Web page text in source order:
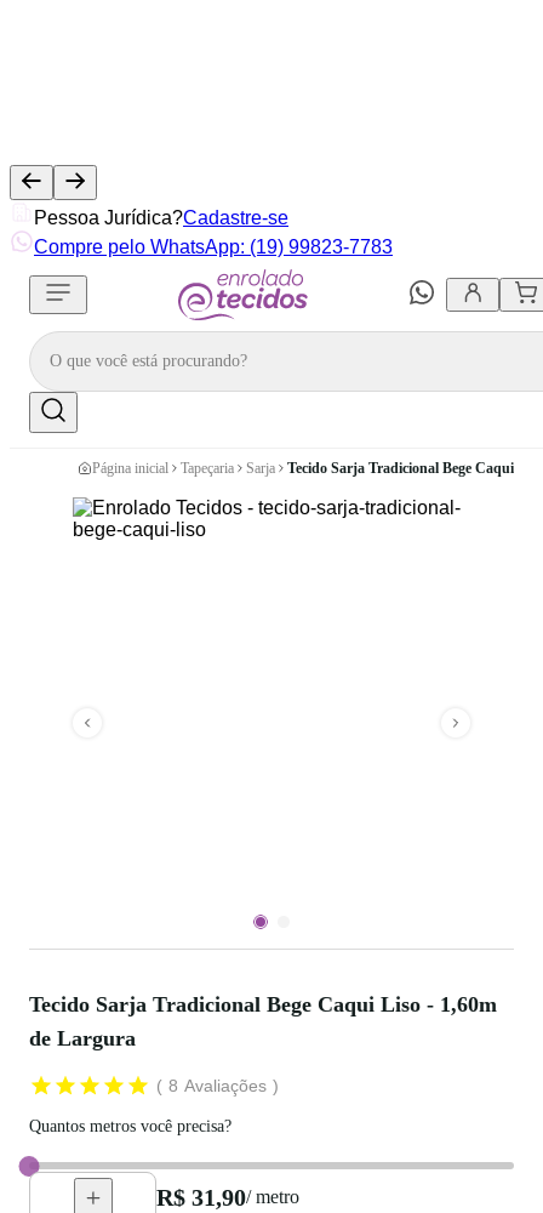
Pessoa Jurídica?Cadastre-se
Compre pelo WhatsApp: (19) 99823-7783
Página inicial Tapeçaria Sarja Tecido Sarja Tradicional Bege Caqui
Tecido Sarja Tradicional Bege Caqui Liso - 1,60m
de Largura
8 Avaliações
Quantos metros você precisa?
R$ 31,90/ metro